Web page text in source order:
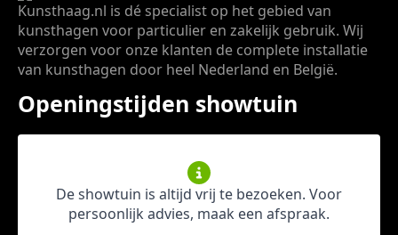
Kunsthaag.nl is dé specialist op het gebied van
kunsthagen voor particulier en zakelijk gebruik. Wij
verzorgen voor onze klanten de complete installatie
van kunsthagen door heel Nederland en België.
Openingstijden showtuin
De showtuin is altijd vrij te bezoeken. Voor
persoonlijk advies, maak een afspraak.